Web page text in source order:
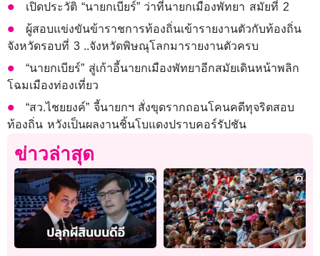
เปิดประวัติ “นายกเบียร์” ว่าที่นายกเมืองพัทยา สมัยที่ 2
ผู้สอบแข่งขันข้าราชการท้องถิ่นเข้ารายงานตัวกับท้องถิ่น
จังหวัดรอบที่ 3 ..จังหวัดพิษณุโลกมารายงานตัวครบ
“นายกเบียร์” สู่เก้าอี้นายกเมืองพัทยาอีกสมัยเดินหน้าพลิก
โฉมเมืองท่องเที่ยว
“สว.ไชยยงค์” จี้นายกฯ สั่งขุดรากถอนโคนคดีทุจริตสอบ
ท้องถิ่น หวังเป็นผลงานชิ้นโบแดงปราบคอร์รัปชัน
ข่าวล่าสุด